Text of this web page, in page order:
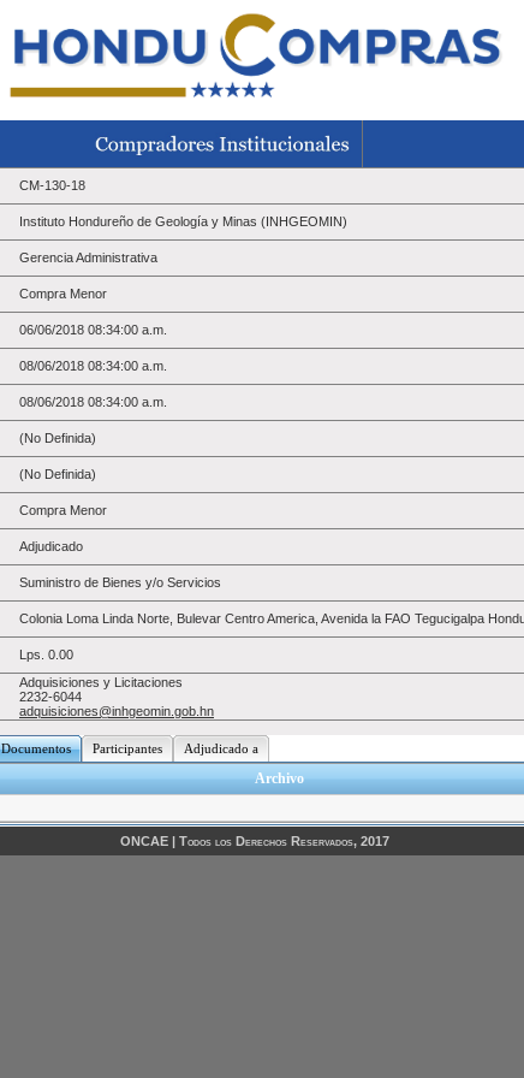
CM-130-18
Instituto Hondureño de Geología y Minas (INHGEOMIN)
Gerencia Administrativa
Compra Menor
06/06/2018 08:34:00 a.m.
08/06/2018 08:34:00 a.m.
08/06/2018 08:34:00 a.m.
(No Definida)
(No Definida)
Compra Menor
Adjudicado
Suministro de Bienes y/o Servicios
Colonia Loma Linda Norte, Bulevar Centro America, Avenida la FAO Tegucigalpa
Lps. 0.00
Adquisiciones y Licitaciones
2232-6044
adquisiciones@inhgeomin.gob.hn
Documentos Participantes Adjudicado a
Archivo
ONCAE | Todos los Derechos Reservados, 2017